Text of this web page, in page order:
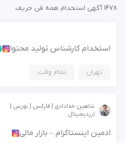
1478 آگهی استخدام همه فن حریف
استخدام کارشناس تولید محتوا
تهران تمام وقت
شاهین خدادادی | فارکس | بورس |
ارزدیجیتال
ادمین اینستاگرام – بازار مالی